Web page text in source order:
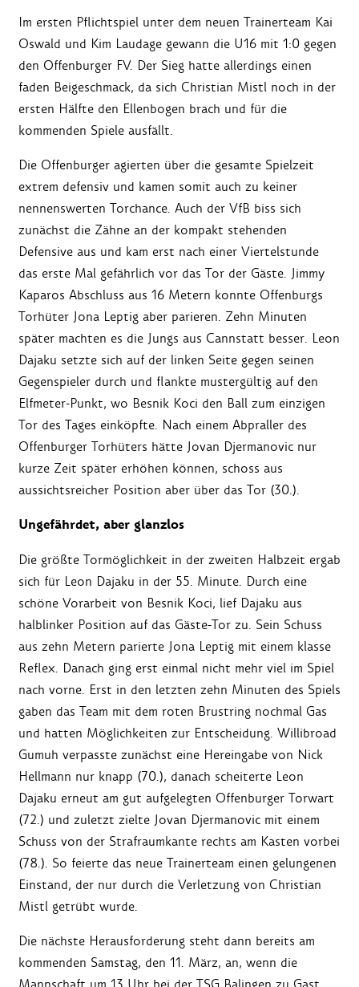
Im ersten Pflichtspiel unter dem neuen Trainerteam Kai
Oswald und Kim Laudage gewann die U16 mit 1:0 gegen
den Offenburger FV. Der Sieg hatte allerdings einen
faden Beigeschmack, da sich Christian Mistl noch in der
ersten Hälfte den Ellenbogen brach und für die
kommenden Spiele ausfällt.
Die Offenburger agierten über die gesamte Spielzeit
extrem defensiv und kamen somit auch zu keiner
nennenswerten Torchance. Auch der VfB biss sich
zunächst die Zähne an der kompakt stehenden
Defensive aus und kam erst nach einer Viertelstunde
das erste Mal gefährlich vor das Tor der Gäste. Jimmy
Kaparos Abschluss aus 16 Metern konnte Offenburgs
Torhüter Jona Leptig aber parieren. Zehn Minuten
später machten es die Jungs aus Cannstatt besser. Leon
Dajaku setzte sich auf der linken Seite gegen seinen
Gegenspieler durch und flankte mustergültig auf den
Elfmeter-Punkt, wo Besnik Koci den Ball zum einzigen
Tor des Tages einköpfte. Nach einem Abpraller des
Offenburger Torhüters hätte Jovan Djermanovic nur
kurze Zeit später erhöhen können, schoss aus
aussichtsreicher Position aber über das Tor (30.).
Ungefährdet, aber glanzlos
Die größte Tormöglichkeit in der zweiten Halbzeit ergab
sich für Leon Dajaku in der 55. Minute. Durch eine
schöne Vorarbeit von Besnik Koci, lief Dajaku aus
halblinker Position auf das Gäste-Tor zu. Sein Schuss
aus zehn Metern parierte Jona Leptig mit einem klasse
Reflex. Danach ging erst einmal nicht mehr viel im Spiel
nach vorne. Erst in den letzten zehn Minuten des Spiels
gaben das Team mit dem roten Brustring nochmal Gas
und hatten Möglichkeiten zur Entscheidung. Willibroad
Gumuh verpasste zunächst eine Hereingabe von Nick
Hellmann nur knapp (70.), danach scheiterte Leon
Dajaku erneut am gut aufgelegten Offenburger Torwart
(72.) und zuletzt zielte Jovan Djermanovic mit einem
Schuss von der Strafraumkante rechts am Kasten vorbei
(78.). So feierte das neue Trainerteam einen gelungenen
Einstand, der nur durch die Verletzung von Christian
Mistl getrübt wurde.
Die nächste Herausforderung steht dann bereits am
kommenden Samstag, den 11. März, an, wenn die